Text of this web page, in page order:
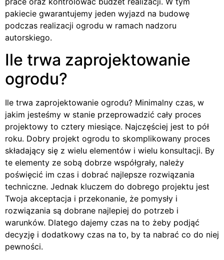
pakiecie gwarantujemy jeden wyjazd na budowę
podczas realizacji ogrodu w ramach nadzoru
autorskiego.
Ile trwa zaprojektowanie
ogrodu?
Ile trwa zaprojektowanie ogrodu? Minimalny czas, w
jakim jesteśmy w stanie przeprowadzić cały proces
projektowy to cztery miesiące. Najczęściej jest to pół
roku. Dobry projekt ogrodu to skomplikowany proces
składający się z wielu elementów i wielu konsultacji. By
te elementy ze sobą dobrze współgrały, należy
poświęcić im czas i dobrać najlepsze rozwiązania
techniczne. Jednak kluczem do dobrego projektu jest
Twoja akceptacja i przekonanie, że pomysły i
rozwiązania są dobrane najlepiej do potrzeb i
warunków. Dlatego dajemy czas na to żeby podjąć
decyzję i dodatkowy czas na to, by ta nabrać co do niej
pewności.